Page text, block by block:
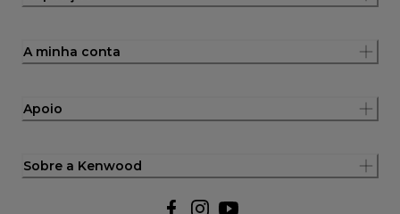
A minha conta
Apoio
Sobre a Kenwood